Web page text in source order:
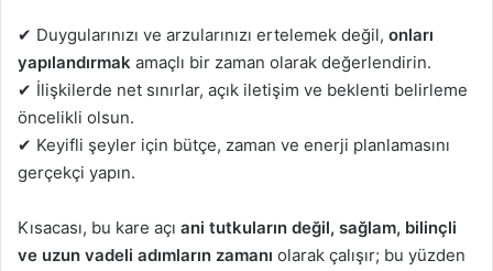
✔︎ Duygularınızı ve arzularınızı ertelemek değil, onları
yapılandırmak amaçlı bir zaman olarak değerlendirin.
✔︎ İlişkilerde net sınırlar, açık iletişim ve beklenti belirleme
öncelikli olsun.
✔︎ Keyifli şeyler için bütçe, zaman ve enerji planlamasını
gerçekçi yapın.
Kısacası, bu kare açı ani tutkuların değil, sağlam, bilinçli
ve uzun vadeli adımların zamanı olarak çalışır; bu yüzden